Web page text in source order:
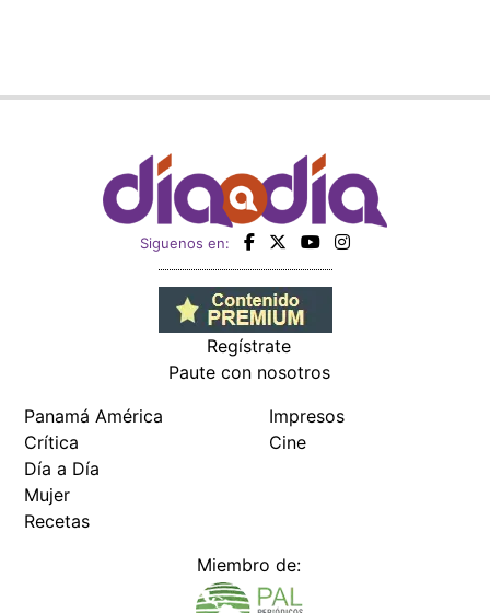
Siguenos en:
Regístrate
Paute con nosotros
Panamá América
Crítica
Día a Día
Mujer
Recetas
Impresos
Cine
Miembro de: